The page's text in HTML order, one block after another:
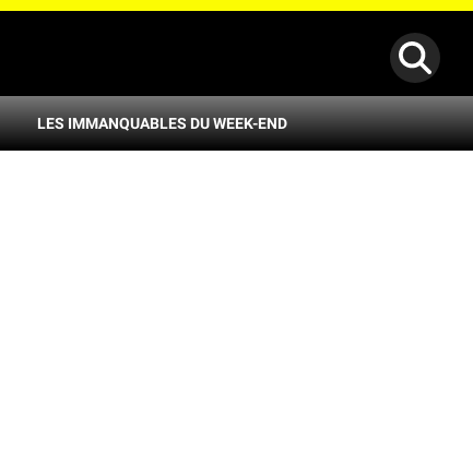
LES IMMANQUABLES DU WEEK-END